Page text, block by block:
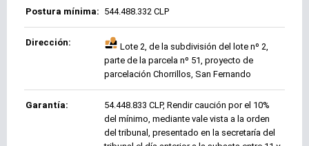
Postura mínima: 544.488.332 CLP
Dirección:
Lote 2, de la subdivisión del lote nº 2,
parte de la parcela nº 51, proyecto de
parcelación Chorrillos, San Fernando
Garantía:
54.448.833 CLP, Rendir caución por el 10%
del mínimo, mediante vale vista a la orden
del tribunal, presentado en la secretaría del